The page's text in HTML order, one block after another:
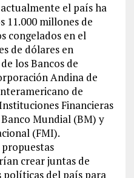
el país ha
11.000 millones de
congelados en el
de dólares en
los Bancos de
Andina de
de
Financieras
Mundial (BM) y
(FMI).
crear juntas de
políticas del país para